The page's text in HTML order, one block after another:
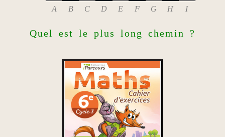
A
B C D E F G H I
Quel est le plus long chemin ?